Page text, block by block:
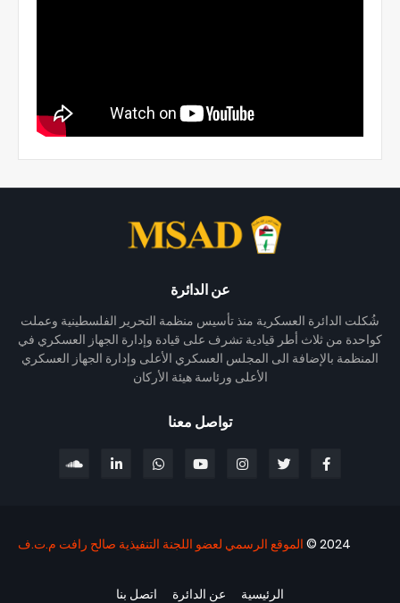
عن الدائرة
شُكلت الدائرة العسكرية منذ تأسيس منظمة التحرير الفلسطينية وعملت
كواحدة من ثلاث أطر قيادية تشرف على قيادة وإدارة الجهاز العسكري في
المنظمة بالإضافة الى المجلس العسكري الأعلى وإدارة الجهاز العسكري
الأعلى ورئاسة هيئة الأركان
تواصل معنا
2024 © الموقع الرسمي لعضو اللجنة التنفيذية صالح رافت م.ت.ف
الرئيسية عن الدائرة اتصل بنا